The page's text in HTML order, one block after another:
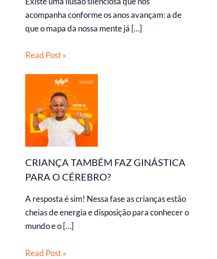
acompanha conforme os anos avançam: a de
que o mapa da nossa mente já […]
Read Post »
CRIANÇA TAMBÉM FAZ GINÁSTICA
PARA O CÉREBRO?
A resposta é sim! Nessa fase as crianças estão
cheias de energia e disposição para conhecer o
mundo e o […]
Read Post »